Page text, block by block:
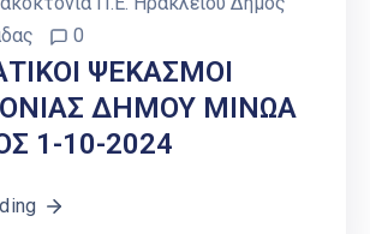
0
ΨΕΚΑΣΜΟΙ
ΔΗΜΟΥ ΜΙΝΩΑ
1-10-2024